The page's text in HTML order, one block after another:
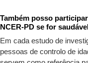
Também posso
NCER-PD se for
Em cada estudo de
pessoas de controlo de